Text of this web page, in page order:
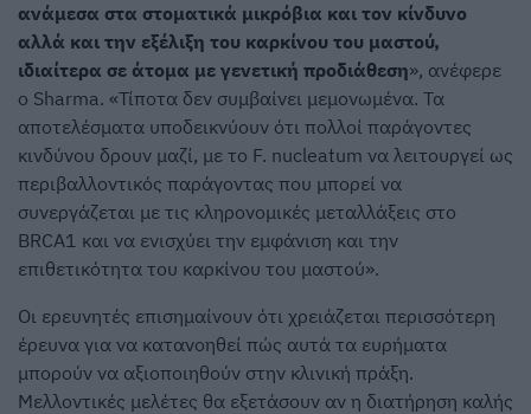
ανάμεσα στα στοματικά μικρόβια και τον κίνδυνο
αλλά και την εξέλιξη του καρκίνου του μαστού,
ιδιαίτερα σε άτομα με γενετική προδιάθεση», ανέφερε
ο Sharma. «Τίποτα δεν συμβαίνει μεμονωμένα. Τα
αποτελέσματα υποδεικνύουν ότι πολλοί παράγοντες
κινδύνου δρουν μαζί, με το F. nucleatum να λειτουργεί ως
περιβαλλοντικός παράγοντας που μπορεί να
συνεργάζεται με τις κληρονομικές μεταλλάξεις στο
BRCA1 και να ενισχύει την εμφάνιση και την
επιθετικότητα του καρκίνου του μαστού».
Οι ερευνητές επισημαίνουν ότι χρειάζεται περισσότερη
έρευνα για να κατανοηθεί πώς αυτά τα ευρήματα
μπορούν να αξιοποιηθούν στην κλινική πράξη.
Μελλοντικές μελέτες θα εξετάσουν αν η διατήρηση καλής